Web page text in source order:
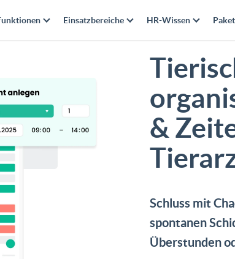
Einsatzbereiche HR-Wissen
&
Schluss mit
spontanen
Überstunden